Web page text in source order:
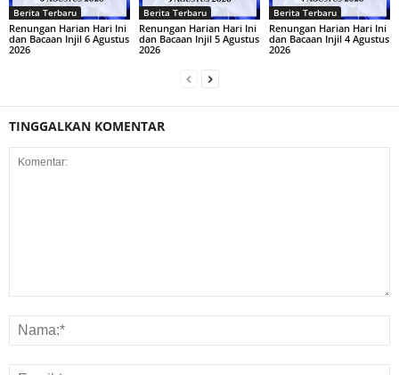
Berita Terbaru
Renungan Harian Hari Ini
dan Bacaan Injil 6 Agustus
2026
Berita Terbaru
Renungan Harian Hari Ini
dan Bacaan Injil 5 Agustus
2026
Berita Terbaru
Renungan Harian Hari Ini
dan Bacaan Injil 4 Agustus
2026
TINGGALKAN KOMENTAR